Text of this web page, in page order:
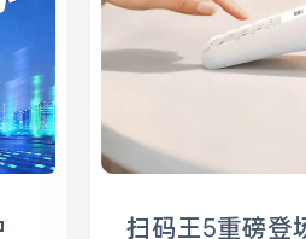
扫码王5重磅登